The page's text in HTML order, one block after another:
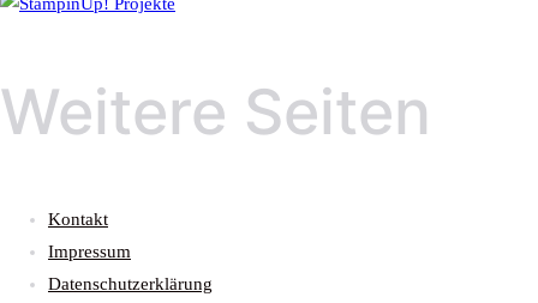
Weitere Seiten
Kontakt
Impressum
Datenschutzerklärung